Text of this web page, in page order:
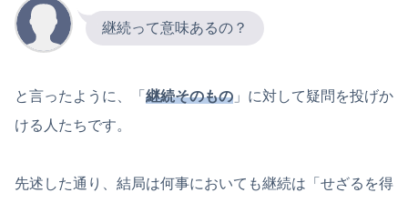
継続って意味あるの？
と言ったように、「 継続そのもの 」に対して疑問を投げか
ける人たちです。
先述した通り、結局は何事においても継続は「せざるを得